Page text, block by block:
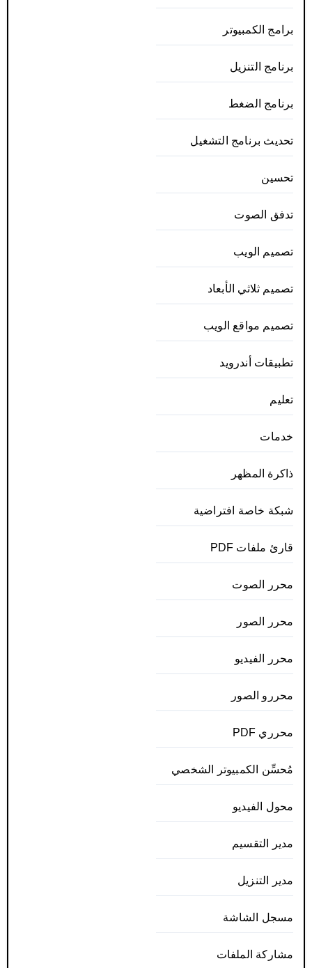
برامج الكمبيوتر
برنامج التنزيل
برنامج الضغط
تحديث برنامج التشغيل
تحسين
تدفق الصوت
تصميم الويب
تصميم ثلاثي الأبعاد
تصميم مواقع الويب
تطبيقات أندرويد
تعليم
خدمات
ذاكرة المظهر
شبكة خاصة افتراضية
قارئ ملفات PDF
محرر الصوت
محرر الصور
محرر الفيديو
محررو الصور
محرري PDF
مُحسِّن الكمبيوتر الشخصي
محول الفيديو
مدير التقسيم
مدير التنزيل
مسجل الشاشة
مشاركة الملفات